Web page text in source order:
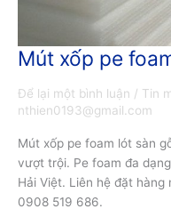
Mút xốp pe
Để lại một bình luận / Tin
nthien0193@gmail.com
Mút xốp pe foam lót sàn
vượt trội. Pe foam đa
Hải Việt. Liên hệ đặt
0908 519 686.
Mút
pe
foam